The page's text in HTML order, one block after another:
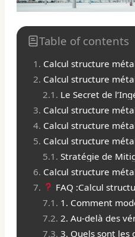
Table of contents
Calcul structure
Calcul structure
Le Secret de
Calcul structure
Calcul structure
Calcul structure
Stratégie de
Calcul structure
FAQ :Calcul
1. Comment
2. Au-delà des
3. Quels sont les